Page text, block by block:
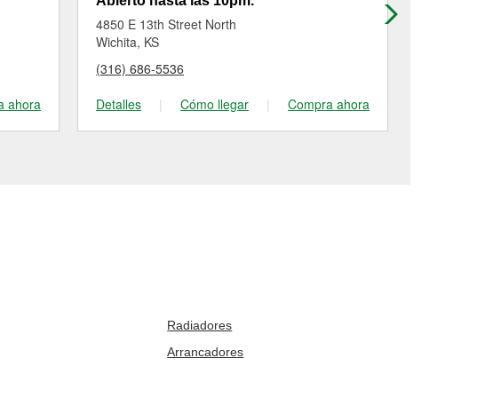
ahora
4850 E 13th Street North
Wichita, KS
(316) 686-5536
Detalles
| Cómo llegar | Compra ahora
Radiadores
Arrancadores